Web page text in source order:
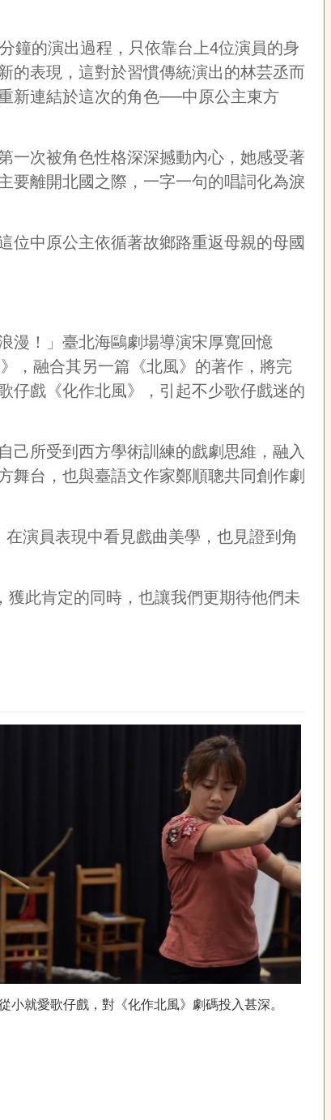
分鐘的演出過程，只依靠台上4位演員的身
的表現，這對於習慣傳統演出的林芸丞而
新連結於這次的角色──中原公主東方
一次被角色性格深深撼動內心，她感受著
要離開北國之際，一字一句的唱詞化為淚
位中原公主依循著故鄉路重返母親的母國
漫！」臺北海鷗劇場導演宋厚寬回憶
，融合其另一篇《北風》的著作，將完
仔戲《化作北風》，引起不少歌仔戲迷的
己所受到西方學術訓練的戲劇思維，融入
舞台，也與臺語文作家鄭順聰共同創作劇
演員表現中看見戲曲美學，也見證到角
獲此肯定的同時，也讓我們更期待他們未
小就愛歌仔戲，對《化作北風》劇碼投入甚深。